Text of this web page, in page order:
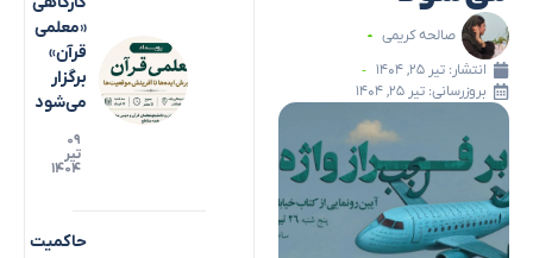
صالحه کریمی
انتشار: تیر ۲۵, ۱۴۰۴
بروزرسانی: تیر ۲۵, ۱۴۰۴
«معلمی
قرآن»
برگزار
می‌شود
۰۹
تیر
۱۴۰۴
حاکمیت